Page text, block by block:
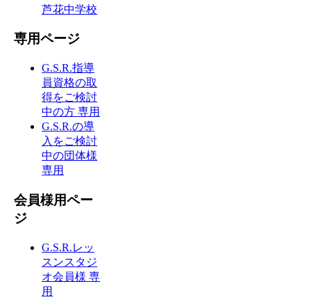
芦花中学校
専用ページ
G.S.R.指導
員資格の取
得をご検討
中の方 専用
G.S.R.の導
入をご検討
中の団体様
専用
会員様用ペー
ジ
G.S.R.レッ
スンスタジ
オ会員様 専
用